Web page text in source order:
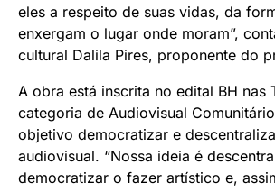
eles a respeito de suas vidas, da
enxergam o lugar onde moram”,
cultural Dalila Pires, proponente do
A obra está inscrita no edital BH nas
categoria de Audiovisual
objetivo democratizar e
audiovisual. “Nossa ideia é
democratizar o fazer artístico e,